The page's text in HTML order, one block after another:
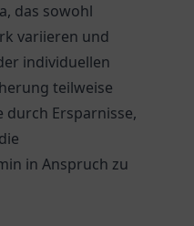
das sowohl
variieren und
individuellen
teilweise
Ersparnisse,
in Anspruch zu